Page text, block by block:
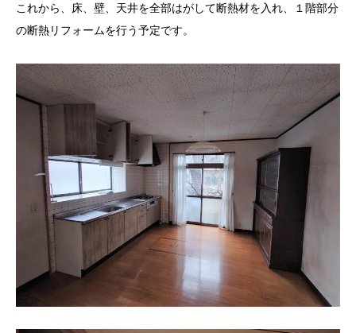
これから、床、壁、天井を全部はがして断熱材を入れ、１階部分
の断熱リフォームを行う予定です。